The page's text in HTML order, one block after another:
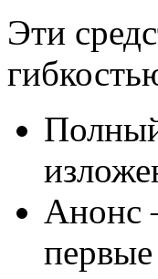
Эти
Анонс